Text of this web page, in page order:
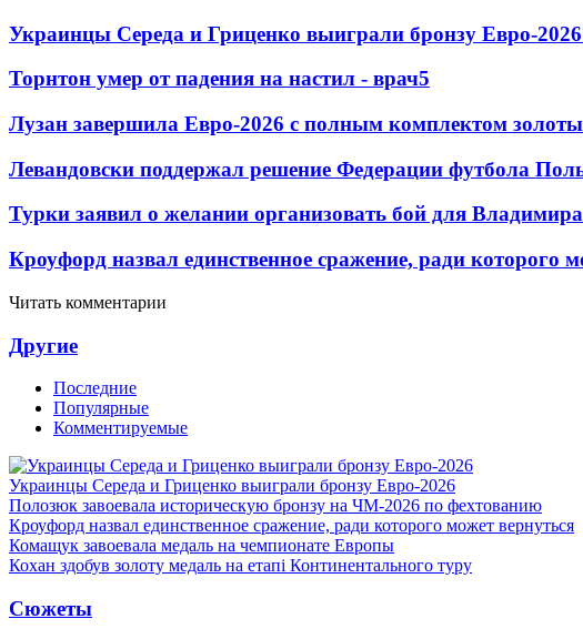
Украинцы Середа и Гриценко выиграли бронзу Евро-2026
Торнтон умер от падения на настил - врач5
Лузан завершила Евро-2026 с полным комплектом
Левандовски поддержал решение Федерации футбола
Турки заявил о желании организовать бой для
Кроуфорд назвал единственное сражение, ради которого
Читать комментарии
Другие
Последние
Популярные
Комментируемые
Украинцы Середа и Гриценко выиграли бронзу Евро-2026
Полозюк завоевала историческую бронзу на ЧМ-2026 по фехтованию
Кроуфорд назвал единственное сражение, ради которого может вернуться
Комащук завоевала медаль на чемпионате Европы
Кохан здобув золоту медаль на етапі Континентального туру
Сюжеты